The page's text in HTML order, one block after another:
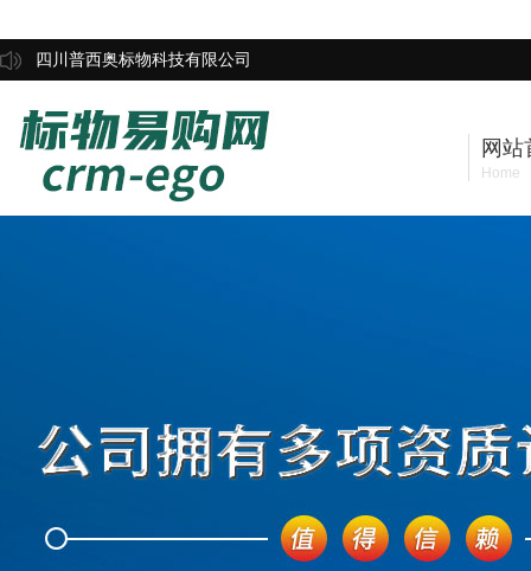
四川普西奥标物科技有限公司
网站
Home